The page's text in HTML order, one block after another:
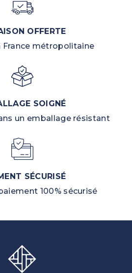
OFFERTE
France métropolitaine
SOIGNÉ
un emballage résistant
SÉCURISÉ
100% sécurisé